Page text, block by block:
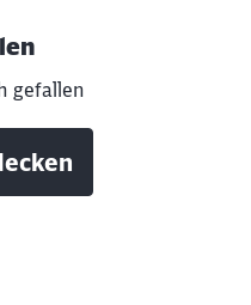
gefallenWeiter